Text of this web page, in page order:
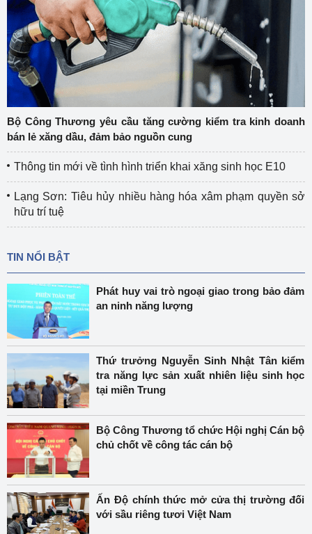
Bộ Công Thương yêu cầu tăng cường kiểm tra kinh doanh
bán lẻ xăng dầu, đảm bảo nguồn cung
Thông tin mới về tình hình triển khai xăng sinh học E10
Lạng Sơn: Tiêu hủy nhiều hàng hóa xâm phạm quyền sở
hữu trí tuệ
TIN NỔI BẬT
Phát huy vai trò ngoại giao trong bảo đảm
an ninh năng lượng
Thứ trưởng Nguyễn Sinh Nhật Tân kiểm
tra năng lực sản xuất nhiên liệu sinh học
tại miền Trung
Bộ Công Thương tổ chức Hội nghị Cán bộ
chủ chốt về công tác cán bộ
Ấn Độ chính thức mở cửa thị trường đối
với sầu riêng tươi Việt Nam